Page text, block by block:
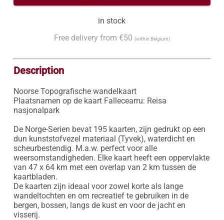
in stock
Free delivery from €50 (within Belgium)
Description
Noorse Topografische wandelkaart
Plaatsnamen op de kaart Fallecearru: Reisa
nasjonalpark
De Norge-Serien bevat 195 kaarten, zijn gedrukt op een
dun kunststofvezel materiaal (Tyvek), waterdicht en
scheurbestendig. M.a.w. perfect voor alle
weersomstandigheden. Elke kaart heeft een oppervlakte
van 47 x 64 km met een overlap van 2 km tussen de
kaartbladen.
De kaarten zijn ideaal voor zowel korte als lange
wandeltochten en om recreatief te gebruiken in de
bergen, bossen, langs de kust en voor de jacht en
visserij.